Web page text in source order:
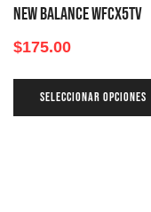
NEW BALANCE WFCX5TV
$175.00
SELECCIONAR OPCIONES